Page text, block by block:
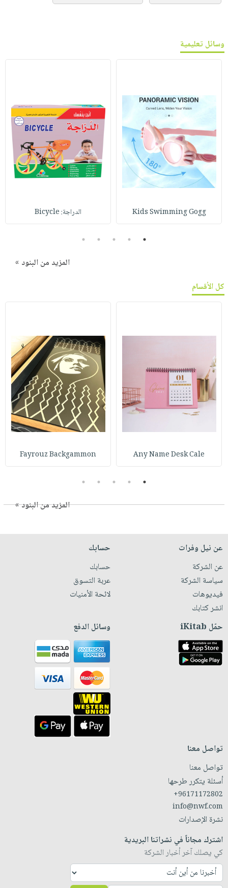
وسائل تعليمية
Kids Swimming Gogg الدراجة: Bicycle
1
2
3
4
5
المزيد من البنود »
كل الأقسام
Any Name Desk Cale
Fayrouz Backgammon
1
2
3
4
5
المزيد من البنود »
عن نيل وفرات
عن الشركة
سياسة الشركة
فيديوهات
انشر كتابك
حسابك
حسابك
عربة التسوق
لائحة الأمنيات
حمّل iKitab وسائل الدفع
تواصل معنا
تواصل معنا
أسئلة يتكرر طرحها
+96171172802
info@nwf.com
نشرة الإصدارات
اشترك مجاناً في نشراتنا البريدية
كي يصلك آخر أخبار الشركة